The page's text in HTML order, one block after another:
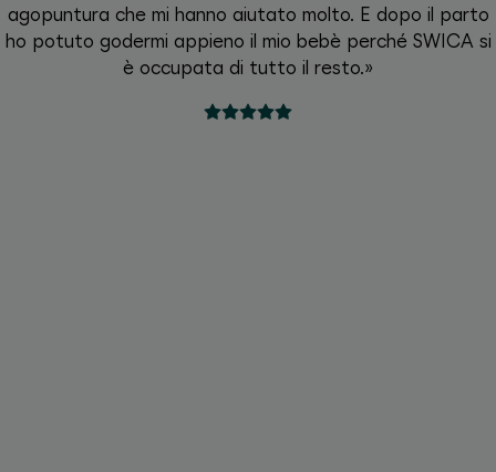
agopuntura che mi hanno aiutato molto. E dopo il parto
ho potuto godermi appieno il mio bebè perché SWICA si
è occupata di tutto il resto.»